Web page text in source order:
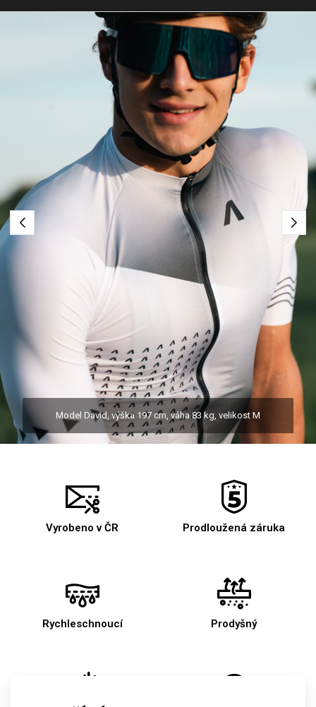
Model David, výška 197 cm, váha 83 kg, velikost M
Vyrobeno v ČR Prodloužená záruka
Rychleschnoucí Prodyšný